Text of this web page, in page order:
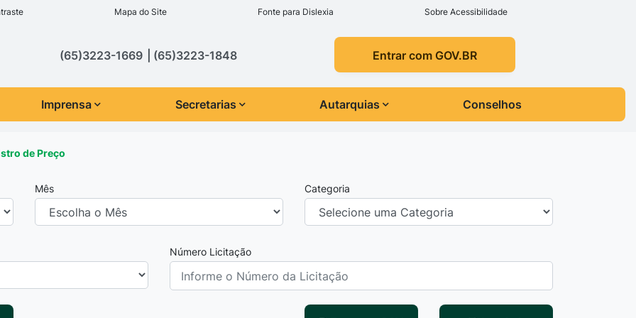
de acessibilidade
Mapa do Site Fonte para Dislexia Sobre Acessibilidade
(65)3223-1669 (65)3223-1848 Entrar com GOV.BR
Imprensa Secretarias Autarquias Conselhos
de Preço
Mês Categoria
Número Licitação